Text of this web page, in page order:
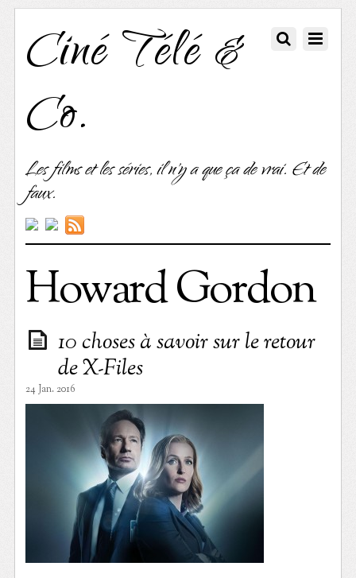
Ciné Télé &
Co.
Les films et les séries, il n'y a que ça de vrai. Et de
faux.
Howard Gordon
10 choses à savoir sur le retour
de X-Files
24 Jan. 2016